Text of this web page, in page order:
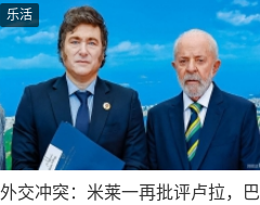
乐活
外交冲突：米莱一再批评卢拉，巴